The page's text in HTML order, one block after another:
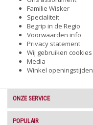
Familie Wisker
Specialiteit
Begrip in de Regio
Voorwaarden info
Privacy statement
Wij gebruiken cookies
Media
Winkel openingstijden
ONZE SERVICE
POPULAIR